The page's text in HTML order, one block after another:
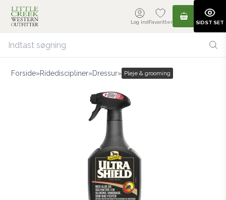
Log indFavoritter
Forside»Ridediscipliner»Dressur» Pleje & grooming
SIDST SET